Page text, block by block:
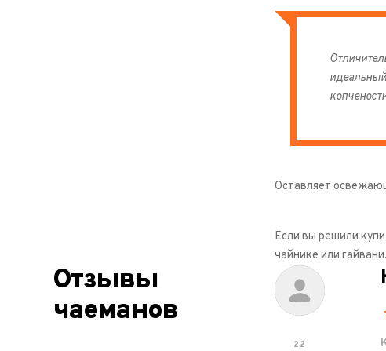
Оставляет
Если вы решили
чайнике или
Отзывы
чаеманов
22